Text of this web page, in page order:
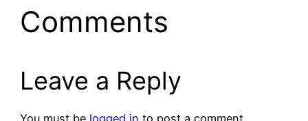
Comments
Leave a Reply
You must be logged in to post a comment.